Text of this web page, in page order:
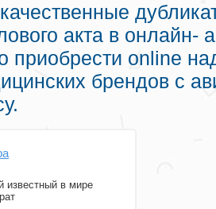
акта в онлайн-
приобрести online
брендов с
известный в мире